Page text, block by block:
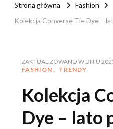
Strona główna
Fashion
Kolekcja Converse Tie Dye –
ZAKTUALIZOWANO W DNIU
FASHION
TRENDY
Kolekcja
Dye – lato